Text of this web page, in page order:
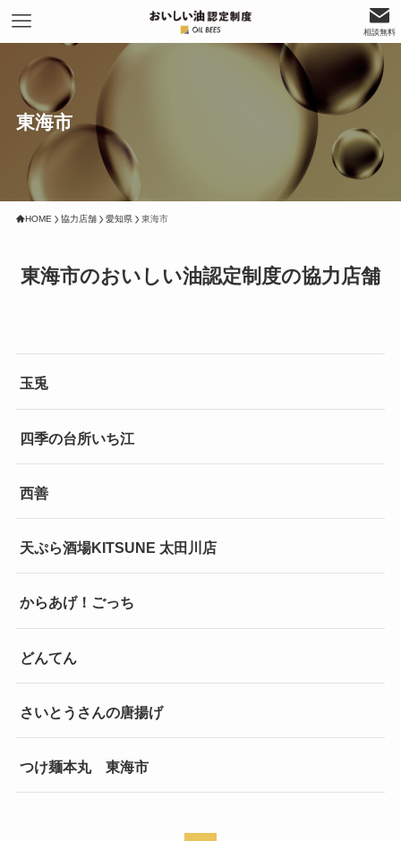
相談無料
東海市
HOME 協力店舗 愛知県 東海市
東海市のおいしい油認定制度の協力店舗
玉兎
四季の台所いち江
西善
天ぷら酒場KITSUNE 太田川店
からあげ！ごっち
どんてん
さいとうさんの唐揚げ
つけ麺本丸 東海市